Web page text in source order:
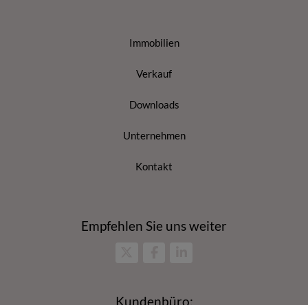
Immobilien
Verkauf
Downloads
Unternehmen
Kontakt
Empfehlen Sie uns weiter
Kundenbüro: